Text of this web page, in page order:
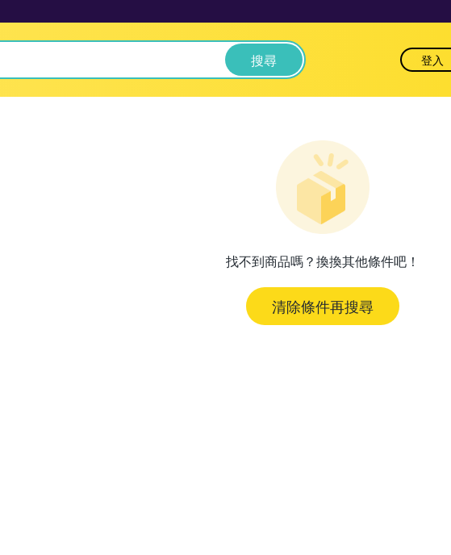
搜尋 登入
找不到商品嗎？換換其他條件吧！
清除條件再搜尋